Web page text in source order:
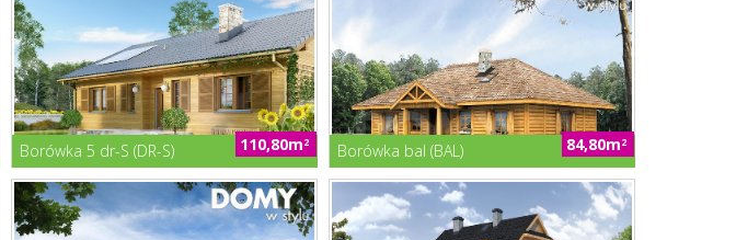
Borówka 5 dr-S (DR-S) 110,80m2 Borówka bal (BAL) 84,80m2